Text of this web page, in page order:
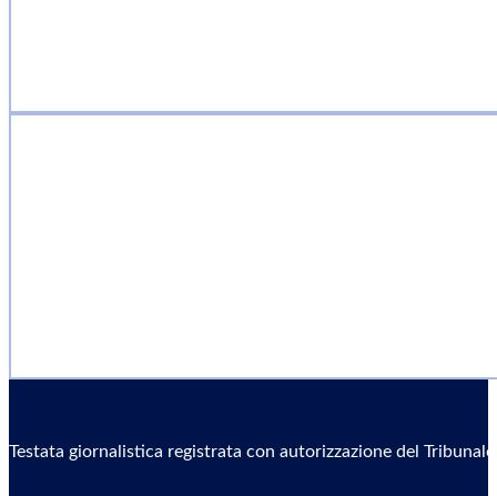
Testata giornalistica registrata con autorizzazione del